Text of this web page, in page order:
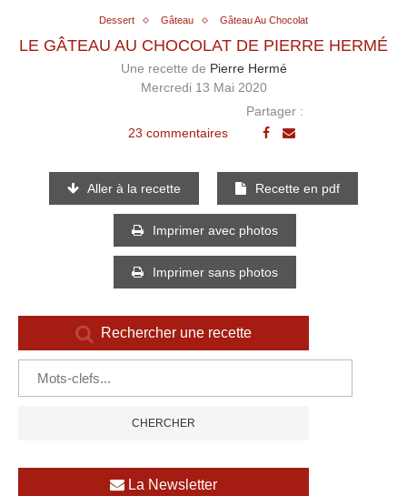
Dessert Gâteau Gâteau Au Chocolat
LE GÂTEAU AU CHOCOLAT DE PIERRE HERMÉ
Une recette de Pierre Hermé
Mercredi 13 Mai 2020
23 commentaires
Partager :
Aller à la recette Recette en pdf
Imprimer avec photos
Imprimer sans photos
Rechercher une recette
La Newsletter